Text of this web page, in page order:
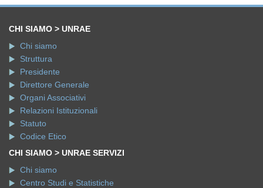
CHI SIAMO > UNRAE
Chi siamo
Struttura
Presidente
Direttore Generale
Organi Associativi
Relazioni Istituzionali
Statuto
Codice Etico
CHI SIAMO > UNRAE SERVIZI
Chi siamo
Centro Studi e Statistiche